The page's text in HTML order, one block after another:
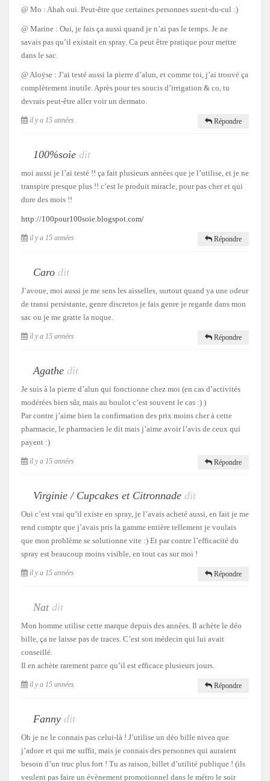
@ Mo : Ahah oui. Peut-être que certaines personnes suent-du-cul :)
@ Marine : Oui, je fais ça aussi quand je n’ai pas le temps. Je ne
savais pas qu’il existait en spray. Ca peut être pratique pour mettre
dans le sac.
@ Aloÿse : J’ai testé aussi la pierre d’alun, et comme toi, j’ai trouvé ça
complètement inutile. Après pour tes soucis d’irrigation & co, tu
devrais peut-être aller voir un dermato.
il y a 15 années Répondre
100%soie dit
moi aussi je l’ai testé !! ça fait plusieurs années que je l’utilise, et je ne
transpire presque plus !! c’est le produit miracle, pour pas cher et qui
dure des mois !!
http://100pour100soie.blogspot.com/
il y a 15 années Répondre
Caro dit
J’avoue, moi aussi je me sens les aisselles, surtout quand ya une odeur
de transi persistante, genre discretos je fais genre je regarde dans mon
sac ou je me gratte la nuque.
il y a 15 années Répondre
Agathe dit
Je suis à la pierre d’alun qui fonctionne chez moi (en cas d’activités
modérées bien sûr, mais au boulot c’est souvent le cas :) )
Par contre j’aime bien la confirmation des prix moins cher à cette
pharmacie, le pharmacien le dit mais j’aime avoir l’avis de ceux qui
payent :)
il y a 15 années Répondre
Virginie / Cupcakes et Citronnade dit
Oui c’est vrai qu’il existe en spray, je l’avais acheté aussi, en fait je me
rend compte que j’avais pris la gamme entière tellement je voulais
que mon problème se solutionne vite :) Et par contre l’efficacité du
spray est beaucoup moins visible, en tout cas sur moi !
il y a 15 années Répondre
Nat dit
Mon homme utilise cette marque depuis des années. Il achète le déo
bille, ça ne laisse pas de traces. C’est son médecin qui lui avait
conseillé.
Il en achète rarement parce qu’il est efficace plusieurs jours.
il y a 15 années Répondre
Fanny dit
Oh je ne le connais pas celui-là ! J’utilise un déo bille nivea que
j’adore et qui me suffit, mais je connais des personnes qui auraient
besoin d’un truc plus fort ! Tu as raison, billet d’utilité publique ! (ils
veulent pas faire un évènement promotionnel dans le métro le soir